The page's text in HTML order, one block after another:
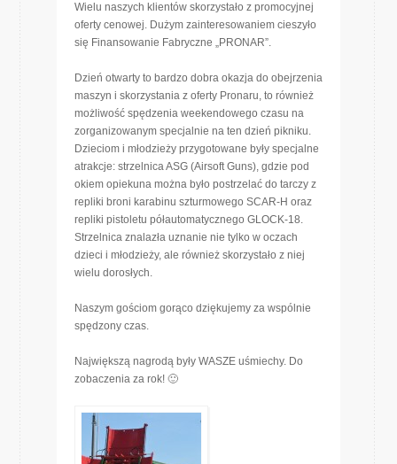
Wielu naszych klientów skorzystało z promocyjnej
oferty cenowej. Dużym zainteresowaniem cieszyło
się Finansowanie Fabryczne „PRONAR”.
Dzień otwarty to bardzo dobra okazja do obejrzenia
maszyn i skorzystania z oferty Pronaru, to również
możliwość spędzenia weekendowego czasu na
zorganizowanym specjalnie na ten dzień pikniku.
Dzieciom i młodzieży przygotowane były specjalne
atrakcje: strzelnica ASG (Airsoft Guns), gdzie pod
okiem opiekuna można było postrzelać do tarczy z
repliki broni karabinu szturmowego SCAR-H oraz
repliki pistoletu półautomatycznego GLOCK-18.
Strzelnica znalazła uznanie nie tylko w oczach
dzieci i młodzieży, ale również skorzystało z niej
wielu dorosłych.
Naszym gościom gorąco dziękujemy za wspólnie
spędzony czas.
Największą nagrodą były WASZE uśmiechy. Do
zobaczenia za rok! 🙂